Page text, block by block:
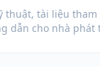
thuật, tài liệu tham
dẫn cho nhà